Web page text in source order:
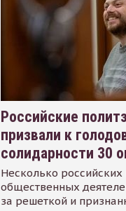
Российские
призвали к
солидарности 30
Несколько российских
общественных
за решеткой и